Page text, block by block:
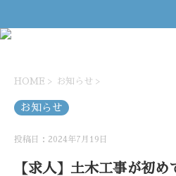
HOME > お知らせ >
お知らせ
投稿日：2024年7月19日
【求人】土木工事が初